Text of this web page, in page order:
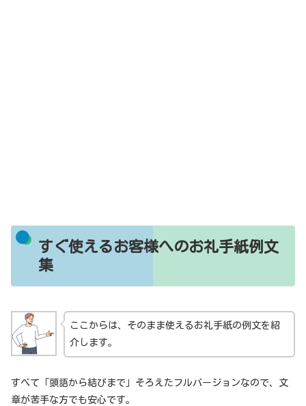
すぐ使えるお客様へのお礼手紙例文
集
ここからは、そのまま使えるお礼手紙の例文を紹
介します。
すべて「頭語から結びまで」そろえたフルバージョンなので、文
章が苦手な方でも安心です。